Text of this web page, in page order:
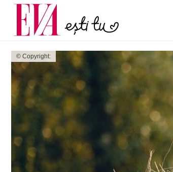
© Copyright:
Carieră
Actualitate